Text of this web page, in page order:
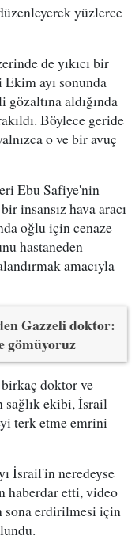
yüzlerce
de yıkıcı bir
ayı sonunda
aldığında
Böylece geride
o ve bir avuç
Ebu Safiye'nin
insansız hava aracı
oğlu için cenaze
hastaneden
amacıyla
Gazzeli doktor:
gömüyoruz
doktor ve
sağlık ekibi, İsrail
terk etme emrini
İsrail'in neredeyse
haberdar etti, video
sona erdirilmesi için